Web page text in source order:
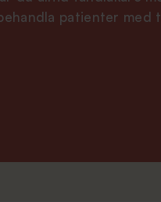
patienter med